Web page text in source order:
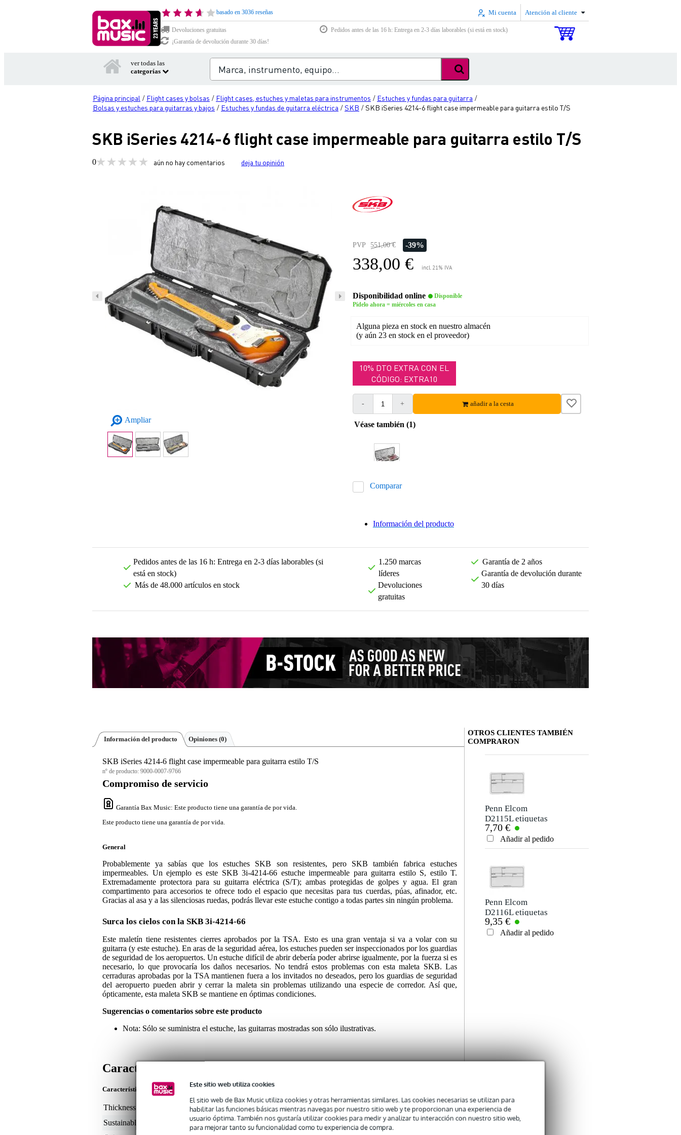
Este sitio web utiliza cookies
El sitio web de Bax Music utiliza cookies y otras herramientas similares. Las cookies necesarias se utilizan para
habilitar las funciones básicas mientras navegas por nuestro sitio web y te proporcionan una experiencia de
usuario óptima. También nos gustaría utilizar cookies para medir y analizar tu interacción con nuestro sitio web,
para mejorar tanto su funcionalidad como tu experiencia de compra.
basado en 3036 reseñas Mi cuenta Atención al cliente
Devoluciones gratuitas
Pedidos antes de las 16 h: Entrega en 2-3 días laborables (si está en stock)
¡Garantía de devolución durante 30 días!
ver todas las
categorías
Página principal / Flight cases y bolsas / Flight cases, estuches y maletas para instrumentos / Estuches y fundas para guitarra /
Bolsas y estuches para guitarras y bajos / Estuches y fundas de guitarra eléctrica /SKB /SKB iSeries 4214-6 flight case impermeable para guitarra estilo T/S
SKB iSeries 4214-6 flight case impermeable para guitarra estilo T/S
0 aún no hay comentarios deja tu opinión
Ampliar
PVP 551,00 € -39%
338,00 € incl. 21% IVA
Disponibilidad online
Disponible
Pídelo ahora = miércoles en casa
Alguna pieza en stock en nuestro almacén
(y aún 23 en stock en el proveedor)
10% DTO EXTRA CON EL
CÓDIGO: EXTRA10
- + añadir a la cesta
Véase también (1)
Comparar
Información del producto
Pedidos antes de las 16 h: Entrega en 2-3 días laborables (si
está en stock)
Más de 48.000 artículos en stock
1.250 marcas
líderes
Devoluciones
gratuitas
Garantía de 2 años
Garantía de devolución durante
30 días
Información del producto Opiniones (0)
SKB iSeries 4214-6 flight case impermeable para guitarra estilo T/S
nº de producto: 9000-0007-9766
Compromiso de servicio
Garantía Bax Music: Este producto tiene una garantía de por vida.
Este producto tiene una garantía de por vida.
General
Probablemente ya sabías que los estuches SKB son resistentes, pero SKB también fabrica estuches
impermeables. Un ejemplo es este SKB 3i-4214-66 estuche impermeable para guitarra estilo S, estilo T.
Extremadamente protectora para su guitarra eléctrica (S/T); ambas protegidas de golpes y agua. El gran
compartimento para accesorios te ofrece todo el espacio que necesitas para tus cuerdas, púas, afinador, etc.
Gracias al asa y a las silenciosas ruedas, podrás llevar este estuche contigo a todas partes sin ningún problema.
Surca los cielos con la SKB 3i-4214-66
Este maletín tiene resistentes cierres aprobados por la TSA. Esto es una gran ventaja si va a volar con su
guitarra (y este estuche). En aras de la seguridad aérea, los estuches pueden ser inspeccionados por los guardias
de seguridad de los aeropuertos. Un estuche difícil de abrir debería poder abrirse igualmente, por la fuerza si es
necesario, lo que provocaría los daños necesarios. No tendrá estos problemas con esta maleta SKB. Las
cerraduras aprobadas por la TSA mantienen fuera a los invitados no deseados, pero los guardias de seguridad
del aeropuerto pueden abrir y cerrar la maleta sin problemas utilizando una especie de corredor. Así que,
ópticamente, esta maleta SKB se mantiene en óptimas condiciones.
Sugerencias o comentarios sobre este producto
Nota: Sólo se suministra el estuche, las guitarras mostradas son sólo ilustrativas.
Características
Características del producto
Thickness of bag lining (mm)
none / n.a.
Sustainable product
not specified
Apodo
Clasificación
Enviar
Aún no hay opiniones sobre este producto.
OTROS CLIENTES TAMBIÉN
COMPRARON
Penn Elcom
D2115L etiquetas
tour 177 x 127 cm
7,70 €
Añadir al pedido
Penn Elcom
D2116L etiquetas
tour 210 x 150 mm
9,35 €
Añadir al pedido